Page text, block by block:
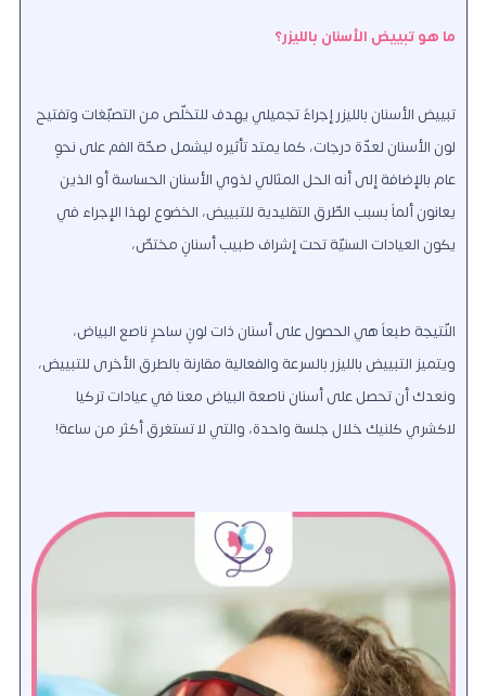
ما هو تبييض الأسنان بالليزر؟
تبييض الأسنان بالليزر إجراءٌ تجميليٌّ يهدف للتخلّص من التصبّغات وتفتيح
لون الأسنان لعدّة درجات، كما يمتد تأثيره ليشمل صحّة الفم على نحوٍ
عام بالإضافة إلى أنه الحل المثالي لذوي الأسنان الحساسة أو الذين
يعانون ألماً بسبب الطّرق التقليدية للتبييض، الخضوع لهذا الإجراء في
يكون العيادات السنيّة تحت إشراف طبيب أسنانٍ مختصّ،
النّتيجة طبعاً هي الحصول على أسنان ذات لونٍ ساحرٍ ناصع البياض،
ويتميز التبييض بالليزر بالسرعة والفعالية مقارنة بالطرق الأخرى للتبييض،
ونعدك أن تحصل على أسنان ناصعة البياض معنا في عيادات تركيا
لاكشري كلنيك خلال جلسة واحدة، والتي لا تستغرق أكثر من ساعة!